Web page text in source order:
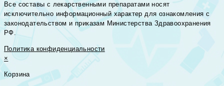
Все составы с лекарственными препаратами носят
исключительно информационный характер для ознакомления с
законодательством и приказам Министерства Здравоохранения
РФ.
Политика конфиденциальности
×
Корзина